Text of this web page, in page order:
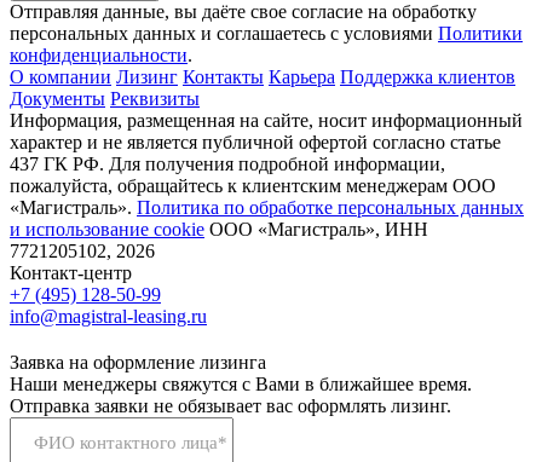
Отправляя данные, вы даёте свое согласие на обработку
персональных данных и соглашаетесь с условиями Политики
конфиденциальности.
О компании Лизинг Контакты Карьера Поддержка клиентов
Документы Реквизиты
Информация, размещенная на сайте, носит информационный
характер и не является публичной офертой согласно статье
437 ГК РФ. Для получения подробной информации,
пожалуйста, обращайтесь к клиентским менеджерам ООО
«Магистраль». Политика по обработке персональных данных
и использование сookie ООО «Магистраль», ИНН
7721205102, 2026
Контакт-центр
+7 (495) 128-50-99
info@magistral-leasing.ru
Заявка на оформление лизинга
Наши менеджеры свяжутся с Вами в ближайшее время.
Отправка заявки не обязывает вас оформлять лизинг.
ФИО контактного лица*